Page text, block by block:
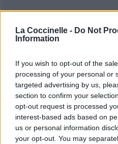
La Coccinelle - Do Not
Information
If you wish to opt-out of the
processing of your personal or
targeted advertising by us,
section to confirm your
opt-out request is processed
interest-based ads based on
us or personal information
your opt-out. You may
Publié parYarezah 5350 2
6h58.
Chanteurs :